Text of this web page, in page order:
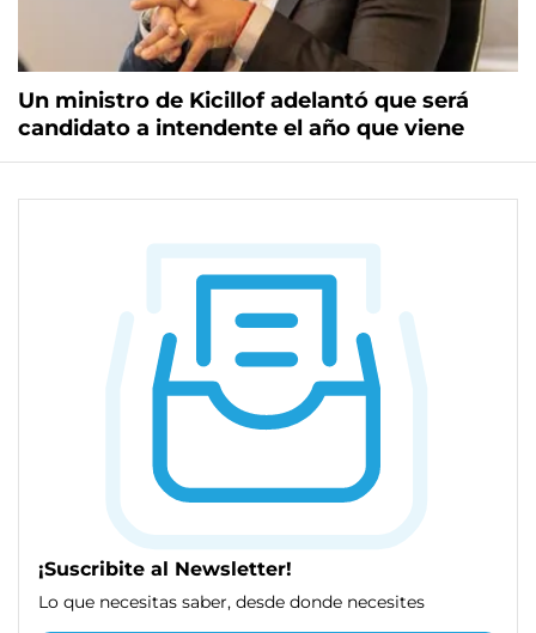
Un ministro de Kicillof adelantó que será
candidato a intendente el año que viene
¡Suscribite al Newsletter!
Lo que necesitas saber, desde donde necesites